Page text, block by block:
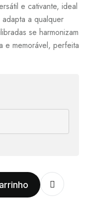
e cativante, ideal
a qualquer
se harmonizam
e memorável, perfeita